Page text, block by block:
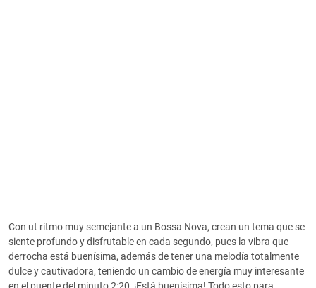
Con ut ritmo muy semejante a un Bossa Nova, crean un tema que se
siente profundo y disfrutable en cada segundo, pues la vibra que
derrocha está buenísima, además de tener una melodía totalmente
dulce y cautivadora, teniendo un cambio de energía muy interesante